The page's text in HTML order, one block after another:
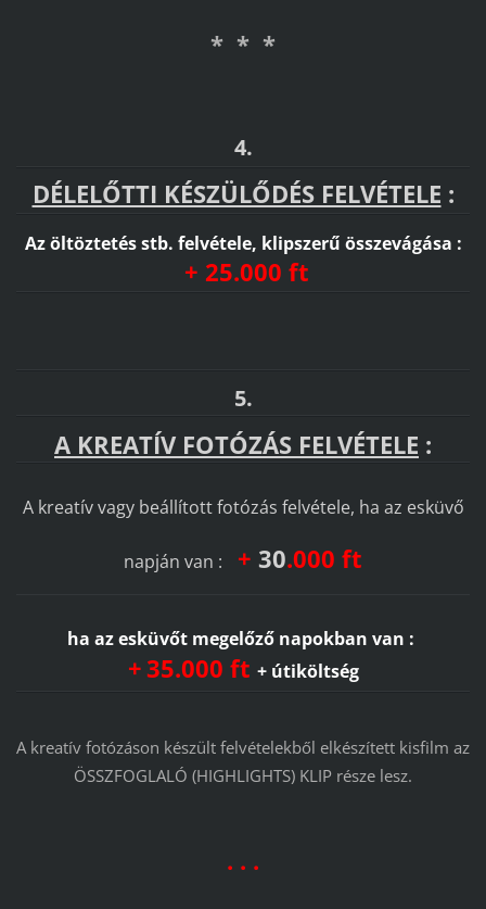
* * *
4.
DÉLELŐTTI KÉSZÜLŐDÉS FELVÉTELE :
Az öltöztetés stb. felvétele, klipszerű összevágása :
+ 25.000 ft
5.
A KREATÍV FOTÓZÁS FELVÉTELE :
A kreatív vagy beállított fotózás felvétele, ha az esküvő
napján van : + 30.000 ft
ha az esküvőt megelőző napokban van :
+35.000 ft + útiköltség
A kreatív fotózáson készült felvételekből elkészített kisfilm az
ÖSSZFOGLALÓ (HIGHLIGHTS) KLIP része lesz.
. . .